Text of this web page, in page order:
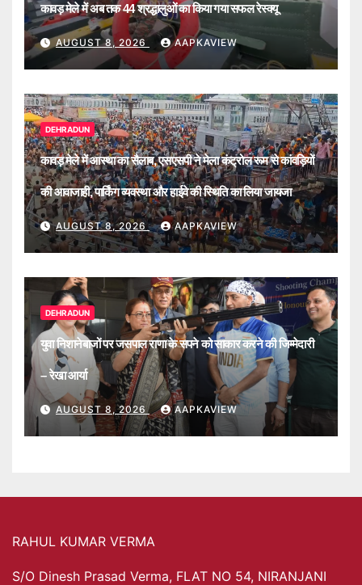
कावड़ मेले में अब तक 44 श्रद्धालुओं का किया गया सफल रेस्क्यू
AUGUST 8, 2026 AAPKAVIEW
DEHRADUN
कावड़ मेले में आस्था का सैलाब, एसएसपी ने मेला कंट्रोल रूम से कांवड़ियों
की आवाजाही, पार्किंग व्यवस्था और हाईवे की स्थिति का लिया जायजा
AUGUST 8, 2026 AAPKAVIEW
DEHRADUN
युवा निशानेबाजों पर जसपाल राणा के सपने को साकार करने की जिम्मेदारी
– रेखा आर्या
AUGUST 8, 2026 AAPKAVIEW
RAHUL KUMAR VERMA
S/O Dinesh Prasad Verma, FLAT NO 54, NIRANJANI